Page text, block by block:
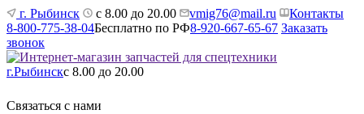
г. Рыбинск с 8.00 до 20.00 vmig76@mail.ru
Контакты
8-800-775-38-04Бесплатно по РФ8-920-667-65-67 Заказать
звонок
г.Рыбинскс 8.00 до 20.00
Связаться с нами